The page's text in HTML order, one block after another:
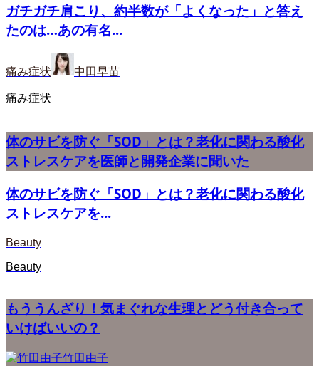
ガチガチ肩こり、約半数が「よくなった」と答え
たのは…あの有名...
痛み症状 中田早苗
痛み症状
体のサビを防ぐ「SOD」とは？老化に関わる酸化
ストレスケアを医師と開発企業に聞いた
体のサビを防ぐ「SOD」とは？老化に関わる酸化
ストレスケアを...
Beauty
Beauty
もううんざり！気まぐれな生理とどう付き合って
いけばいいの？
竹田由子